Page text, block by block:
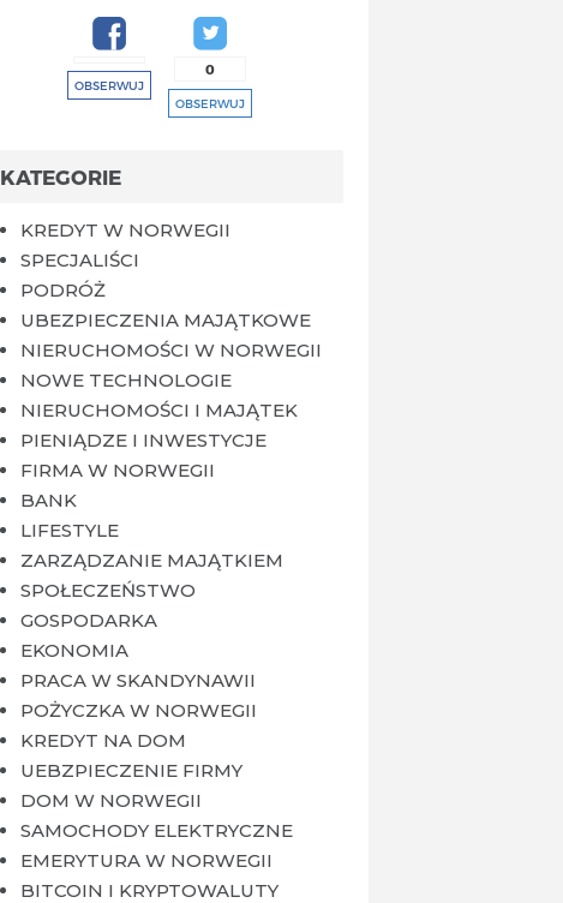
OBSERWUJ
0
OBSERWUJ
KATEGORIE
KREDYT W NORWEGII
SPECJALIŚCI
PODRÓŻ
UBEZPIECZENIA MAJĄTKOWE
NIERUCHOMOŚCI W NORWEGII
NOWE TECHNOLOGIE
NIERUCHOMOŚCI I MAJĄTEK
PIENIĄDZE I INWESTYCJE
FIRMA W NORWEGII
BANK
LIFESTYLE
ZARZĄDZANIE MAJĄTKIEM
SPOŁECZEŃSTWO
GOSPODARKA
EKONOMIA
PRACA W SKANDYNAWII
POŻYCZKA W NORWEGII
KREDYT NA DOM
UEBZPIECZENIE FIRMY
DOM W NORWEGII
SAMOCHODY ELEKTRYCZNE
EMERYTURA W NORWEGII
BITCOIN I KRYPTOWALUTY